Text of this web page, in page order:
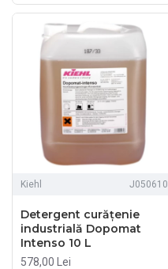
Kiehl J050610
Detergent curățenie
industrială Dopomat
Intenso 10 L
578,00 Lei